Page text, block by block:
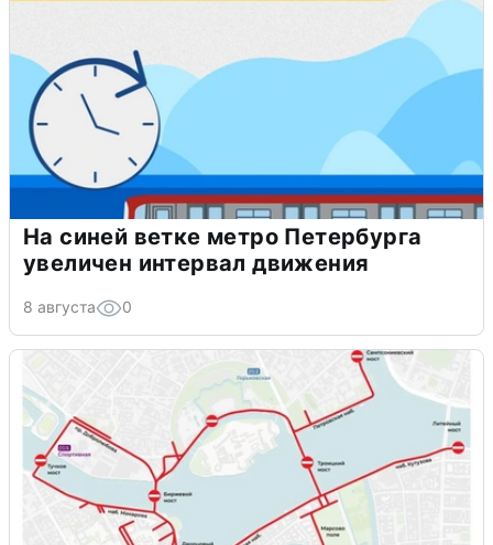
На синей ветке метро Петербурга
увеличен интервал движения
8 августа 0